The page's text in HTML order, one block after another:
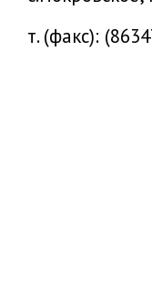
т. (факс):